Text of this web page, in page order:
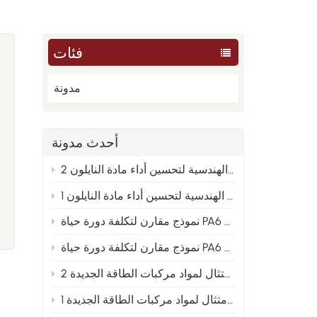
فئات
مدونة
أحدث مدونة
من العينة إلى الإنتاج الضخم: تحليل الأسباب الجذرية الهندسية لتحسين أداء مادة النايلون 2
من العينة إلى الإنتاج الضخم: تحليل الأسباب الجذرية الهندسية لتحسين أداء مادة النايلون 1
توجيهات تخطيط متقدمة لصيغ النايلون المعدلة في ظل اتجاه الامتثال لمواد مركبات الطاقة الجديدة 2
توجيهات التخطيط المتقدمة لصيغ النايلون المعدلة في ظل اتجاه الامتثال لمواد مركبات الطاقة الجديدة 1